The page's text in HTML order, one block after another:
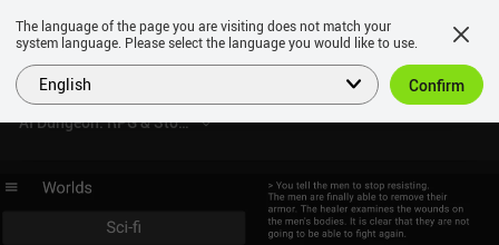
AI Dungeon: RPG & Story Maker
The language of the page you are visiting does not match your
system language. Please select the language you would like to use.
English Confirm